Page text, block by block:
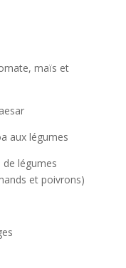
maïs et
aux légumes
légumes
et poivrons)